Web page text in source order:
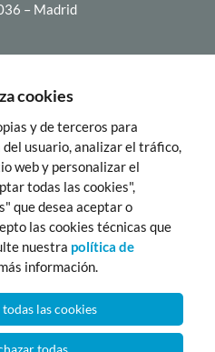
– Madrid
cookies
y de terceros para
usuario, analizar el tráfico,
web y personalizar el
todas las cookies",
que desea aceptar o
las cookies técnicas que
nuestra política de
información.
las cookies
todas